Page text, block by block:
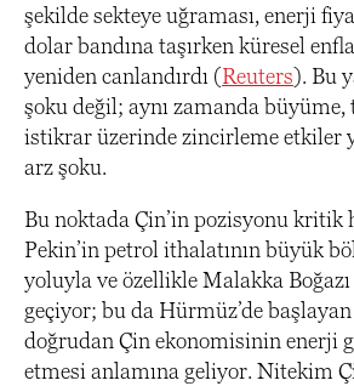
şekilde sekteye uğraması, enerji
dolar bandına taşırken küresel
yeniden canlandırdı (Reuters). Bu
şoku değil; aynı zamanda
istikrar üzerinde zincirleme etkiler
arz şoku.
Bu noktada Çin’in pozisyonu kritik
Pekin’in petrol ithalatının büyük
yoluyla ve özellikle Malakka
geçiyor; bu da Hürmüz’de
doğrudan Çin ekonomisinin enerji
etmesi anlamına geliyor. Nitekim